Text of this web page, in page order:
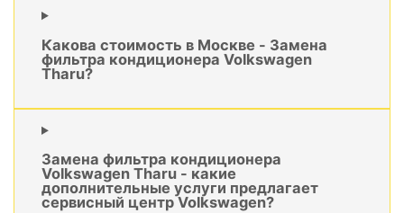
Какова стоимость в Москве - Замена
фильтра кондиционера Volkswagen
Tharu?
Замена фильтра кондиционера
Volkswagen Tharu - какие
дополнительные услуги предлагает
сервисный центр Volkswagen?